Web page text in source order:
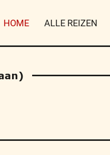
HOME ALLE REIZEN